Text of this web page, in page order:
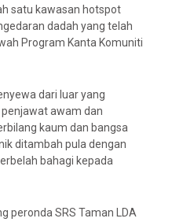
satu kawasan hotspot
dadah yang telah
Program Kanta Komuniti
dari luar yang
awam dan
kaum dan bangsa
ditambah pula dengan
bahagi kepada
peronda SRS Taman LDA